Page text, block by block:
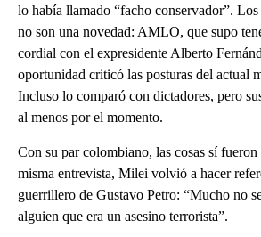
lo había llamado “facho conservador”. Los
no son una novedad: AMLO, que supo
cordial con el expresidente Alberto
oportunidad criticó las posturas del actual
Incluso lo comparó con dictadores, pero
al menos por el momento.
Con su par colombiano, las cosas sí fueron
misma entrevista, Milei volvió a hacer
guerrillero de Gustavo Petro: “Mucho no
alguien que era un asesino terrorista”.